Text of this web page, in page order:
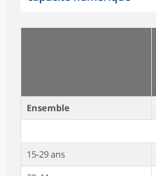
Ensemble
15-29 ans